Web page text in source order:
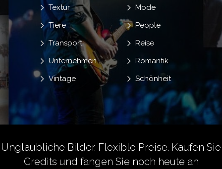
Mode
People
Reise
Romantik
Schönheit
Textur
Tiere
Transport
Unternehmen
Vintage
Unglaubliche Bilder. Flexible Preise. Kaufen Sie
Credits und fangen Sie noch heute an